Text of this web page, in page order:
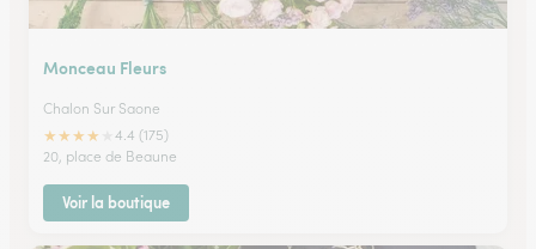
Monceau Fleurs
Chalon Sur Saone
★★★★
4.4 (175)
20, place de Beaune
Voir la boutique